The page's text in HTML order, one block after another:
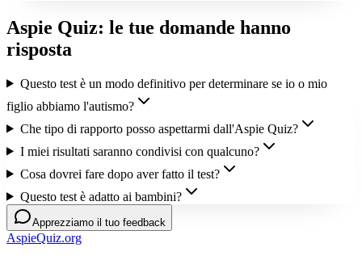
Aspie Quiz: le tue domande hanno
risposta
Questo test è un modo definitivo per determinare se io o mio
figlio abbiamo l'autismo?
Che tipo di rapporto posso aspettarmi dall'Aspie Quiz?
I miei risultati saranno condivisi con qualcuno?
Cosa dovrei fare dopo aver fatto il test?
Questo test è adatto ai bambini?
Apprezziamo il tuo feedback
AspieQuiz.org